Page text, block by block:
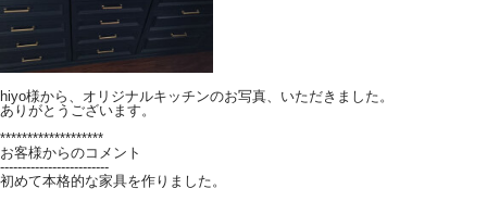
hiyo様から、オリジナルキッチンのお写真、いただきました。
ありがとうございます。
*******************
お客様からのコメント
-------------------------
初めて本格的な家具を作りました。